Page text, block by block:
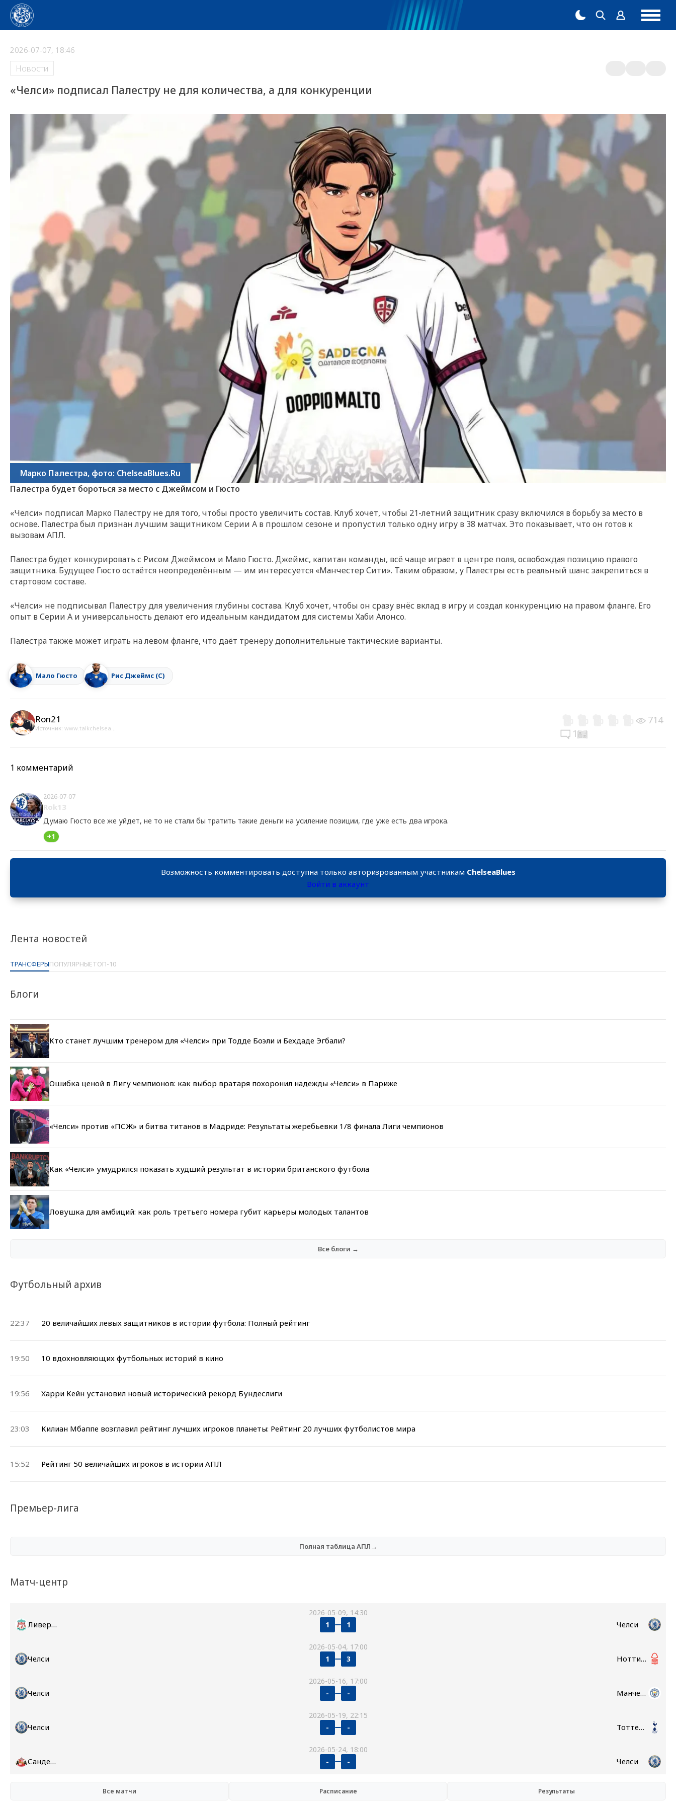
Лента новостей
ТРАНСФЕРЫПОПУЛЯРНЫЕТОП-10
Блоги
Кто станет лучшим тренером для «Челси» при Тодде Боэли и Бехдаде Эгбали?
Ошибка ценой в Лигу чемпионов: как выбор вратаря похоронил надежды «Челси» в Париже
«Челси» против «ПСЖ» и битва титанов в Мадриде: Результаты жеребьевки 1/8 финала Лиги чемпионов
Как «Челси» умудрился показать худший результат в истории британского футбола
Ловушка для амбиций: как роль третьего номера губит карьеры молодых талантов
Все блоги →
Футбольный архив
22:37 20 величайших левых защитников в истории футбола: Полный рейтинг
19:50 10 вдохновляющих футбольных историй в кино
19:56 Харри Кейн установил новый исторический рекорд Бундеслиги
23:03 Килиан Мбаппе возглавил рейтинг лучших игроков планеты: Рейтинг 20 лучших футболистов мира
15:52 Рейтинг 50 величайших игроков в истории АПЛ
2026-07-07, 18:46
Новости
«Челси» подписал Палестру не для количества, а для конкуренции
Марко Палестра, фото: ChelseaBlues.Ru
Палестра будет бороться за место с Джеймсом и Гюсто
«Челси» подписал Марко Палестру не для того, чтобы просто увеличить состав. Клуб хочет, чтобы 21-летний защитник сразу включился в борьбу за место в
основе. Палестра был признан лучшим защитником Серии А в прошлом сезоне и пропустил только одну игру в 38 матчах. Это показывает, что он готов к
вызовам АПЛ.
Палестра будет конкурировать с Рисом Джеймсом и Мало Гюсто. Джеймс, капитан команды, всё чаще играет в центре поля, освобождая позицию правого
защитника. Будущее Гюсто остаётся неопределённым — им интересуется «Манчестер Сити». Таким образом, у Палестры есть реальный шанс закрепиться в
стартовом составе.
«Челси» не подписывал Палестру для увеличения глубины состава. Клуб хочет, чтобы он сразу внёс вклад в игру и создал конкуренцию на правом фланге. Его
опыт в Серии А и универсальность делают его идеальным кандидатом для системы Хаби Алонсо.
Палестра также может играть на левом фланге, что даёт тренеру дополнительные тактические варианты.
Мало Гюсто Рис Джеймс (С)
Ron21
Источник: www.talkchelsea...
714
1
1 комментарий
2026-07-07
Rok13
Думаю Гюсто все же уйдет, не то не стали бы тратить такие деньги на усиление позиции, где уже есть два игрока.
+1
Возможность комментировать доступна только авторизрованным участникам ChelseaBlues
Войти в аккаунт
Премьер-лига
Полная таблица АПЛ→
Матч-центр
2026-05-09, 14:30
Ливерпуль 1 1 Челси
2026-05-04, 17:00
Челси 1 3 Ноттингем Форест
2026-05-16, 17:00
Челси - - Манчестер Сити
2026-05-19, 22:15
Челси - - Тоттенхэм
2026-05-24, 18:00
Сандерленд - - Челси
Все матчи Расписание Результаты